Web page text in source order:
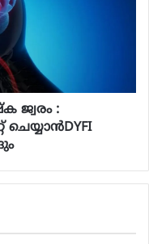
ജ്വരം :